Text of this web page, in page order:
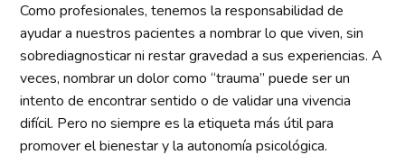
Como profesionales, tenemos la responsabilidad de
ayudar a nuestros pacientes a nombrar lo que viven, sin
sobrediagnosticar ni restar gravedad a sus experiencias. A
veces, nombrar un dolor como “trauma” puede ser un
intento de encontrar sentido o de validar una vivencia
difícil. Pero no siempre es la etiqueta más útil para
promover el bienestar y la autonomía psicológica.